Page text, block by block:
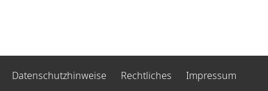
Datenschutzhinweise Rechtliches
Impressum